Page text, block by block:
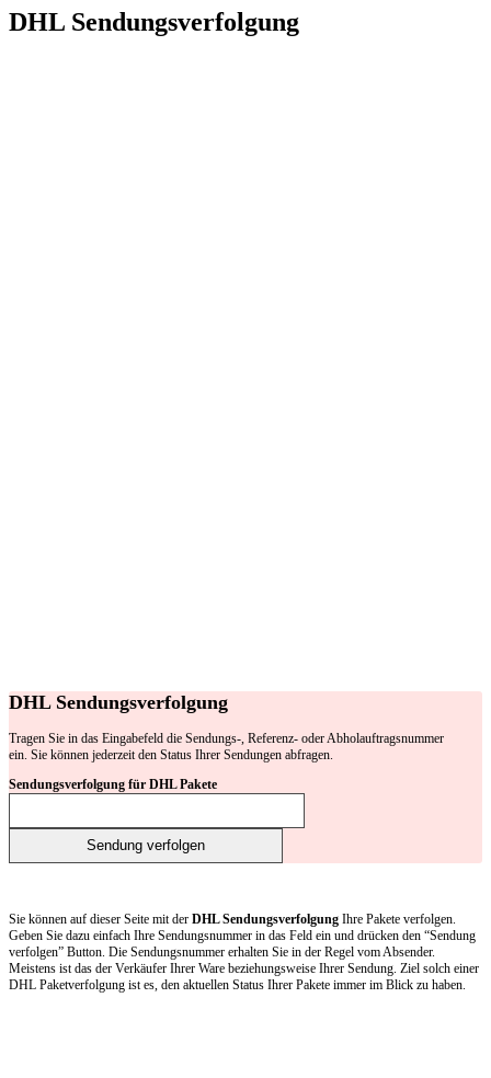
DHL Sendungsverfolgung
DHL Sendungsverfolgung
Tragen Sie in das Eingabefeld die Sendungs-, Referenz- oder Abholauftragsnummer
ein. Sie können jederzeit den Status Ihrer Sendungen abfragen.
Sendungsverfolgung für DHL Pakete
Sie können auf dieser Seite mit der DHL Sendungsverfolgung Ihre Pakete verfolgen.
Geben Sie dazu einfach Ihre Sendungsnummer in das Feld ein und drücken den “Sendung
verfolgen” Button. Die Sendungsnummer erhalten Sie in der Regel vom Absender.
Meistens ist das der Verkäufer Ihrer Ware beziehungsweise Ihrer Sendung. Ziel solch einer
DHL Paketverfolgung ist es, den aktuellen Status Ihrer Pakete immer im Blick zu haben.